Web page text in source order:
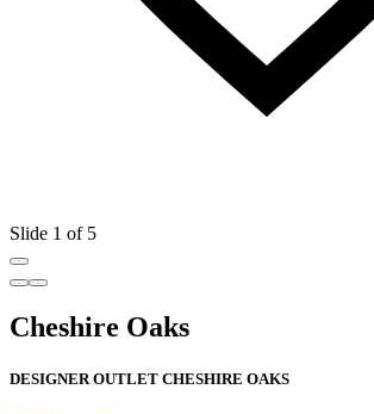
Slide 1 of 5
Cheshire Oaks
DESIGNER OUTLET CHESHIRE OAKS